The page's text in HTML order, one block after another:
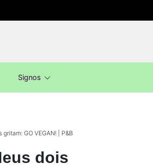
Signos
GO VEGAN! | P&B
dois